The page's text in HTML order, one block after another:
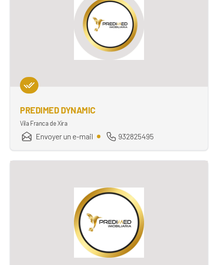
PREDIMED DYNAMIC
Vila Franca de Xira
Envoyer un e-mail 932825495